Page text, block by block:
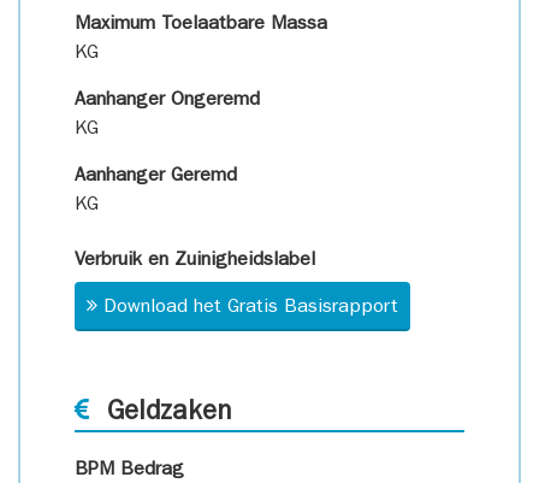
Maximum Toelaatbare Massa
KG
Aanhanger Ongeremd
KG
Aanhanger Geremd
KG
Verbruik en Zuinigheidslabel
Download het Gratis Basisrapport
Geldzaken
BPM Bedrag